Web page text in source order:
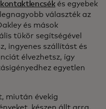
kontaktlencsék és egyebek
választék az
és mások
tükör segítségével
ingyenes szállítást és
élvezhetsz, így
egyetlen
miután évekig